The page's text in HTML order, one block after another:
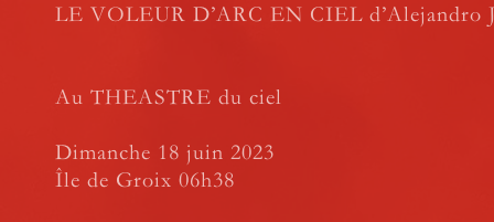
LE VOLEUR D’ARC EN CIEL d’Alejandro
Au THEASTRE du ciel
Dimanche 18 juin 2023
Île de Groix 06h38